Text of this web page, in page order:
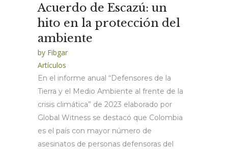
Acuerdo de Escazú: un
hito en la protección del
ambiente
by Fibgar
Artículos
En el informe anual “Defensores de la
Tierra y el Medio Ambiente al frente de la
crisis climática” de 2023 elaborado por
Global Witness se destacó que Colombia
es el país con mayor número de
asesinatos de personas defensoras del